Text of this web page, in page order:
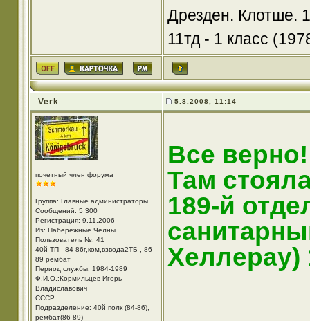
Дрезден. Клотше.
11тд - 1 класс
Verk 5.8.2008, 11:14
почетный член форума
Группа: Главные администраторы
Сообщений: 5 300
Регистрация: 9.11.2006
Из: Набережные Челны
Пользователь №: 41
40й ТП - 84-86г,ком,взвода2ТБ , 86-
89 рембат
Период службы: 1984-1989
Ф.И.О.:Кормильцев Игорь
Владиславович
СССР
Подразделение: 40й полк (84-86),
рембат(86-89)
Все верно!
Там
189-й
Хеллерау)